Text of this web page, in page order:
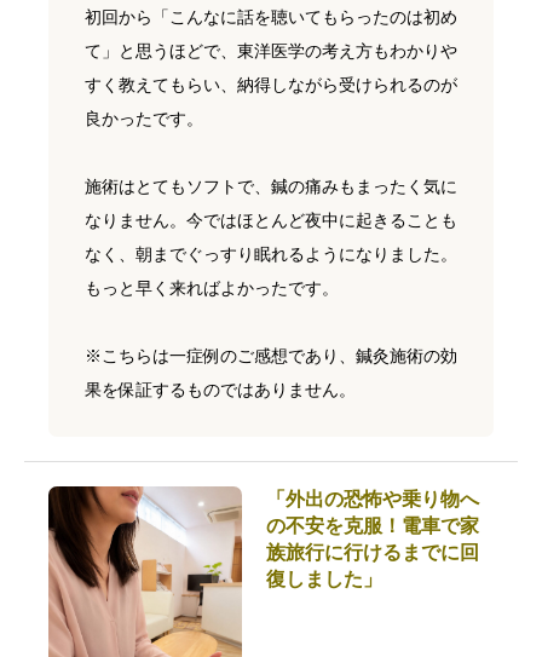
初回から「こんなに話を聴いてもらったのは初め
て」と思うほどで、東洋医学の考え方もわかりや
すく教えてもらい、納得しながら受けられるのが
良かったです。
施術はとてもソフトで、鍼の痛みもまったく気に
なりません。今ではほとんど夜中に起きることも
なく、朝までぐっすり眠れるようになりました。
もっと早く来ればよかったです。
※こちらは一症例のご感想であり、鍼灸施術の効
果を保証するものではありません。
「外出の恐怖や乗り物へ
の不安を克服！電車で家
族旅行に行けるまでに回
復しました」